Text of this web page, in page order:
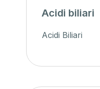
Acidi biliari
Acidi Biliari